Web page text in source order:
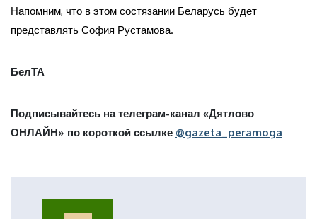
Напомним, что в этом состязании Беларусь будет
представлять София Рустамова.
БелТА
Подписывайтесь на телеграм-канал «Дятлово
ОНЛАЙН» по короткой ссылке @gazeta_peramoga